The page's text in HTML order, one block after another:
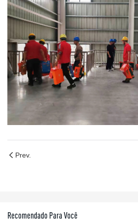
Prev.
Recomendado Para Você